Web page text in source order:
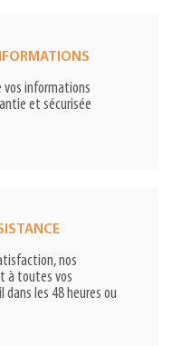
informations
et sécurisée
nos
à toutes vos
les 48 heures ou